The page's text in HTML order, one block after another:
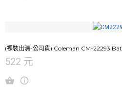
(裸裝出清-公司貨) Coleman CM-22293
522 元